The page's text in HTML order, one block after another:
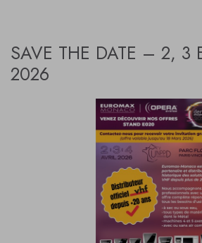
SAVE THE DATE – 2, 3
2026